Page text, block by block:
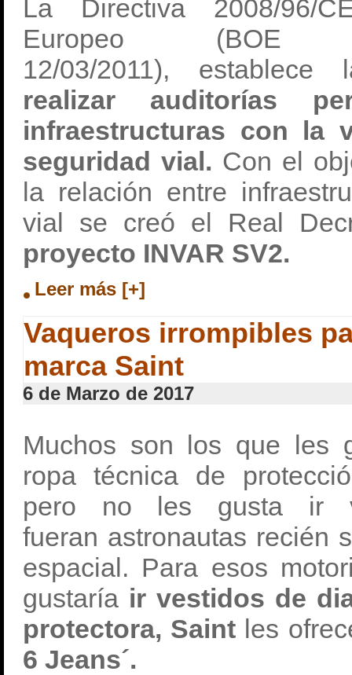
La Directiva 2008/96/
Europeo (BOE
12/03/2011),
realizar auditorías
infraestructuras con la
seguridad vial. Con el
la relación entre
vial se creó el Real
proyecto INVAR SV2.
Leer más [+]
Vaqueros irrompibles
marca Saint
6 de Marzo de 2017
Muchos son los que les
ropa técnica de
pero no les gusta ir
fueran astronautas recién
espacial. Para esos
gustaría ir vestidos de
protectora, Saint les
6 Jeans´.